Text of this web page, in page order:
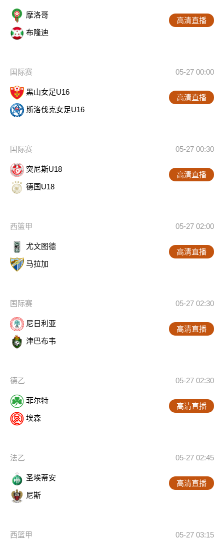
摩洛哥
布隆迪
高清直播
国际赛 05-27 00:00
黑山女足U16
斯洛伐克女足U16
高清直播
国际赛 05-27 00:30
突尼斯U18
德国U18
高清直播
西篮甲 05-27 02:00
尤文图德
马拉加
高清直播
国际赛 05-27 02:30
尼日利亚
津巴布韦
高清直播
德乙 05-27 02:30
菲尔特
埃森
高清直播
法乙 05-27 02:45
圣埃蒂安
尼斯
高清直播
西篮甲 05-27 03:15